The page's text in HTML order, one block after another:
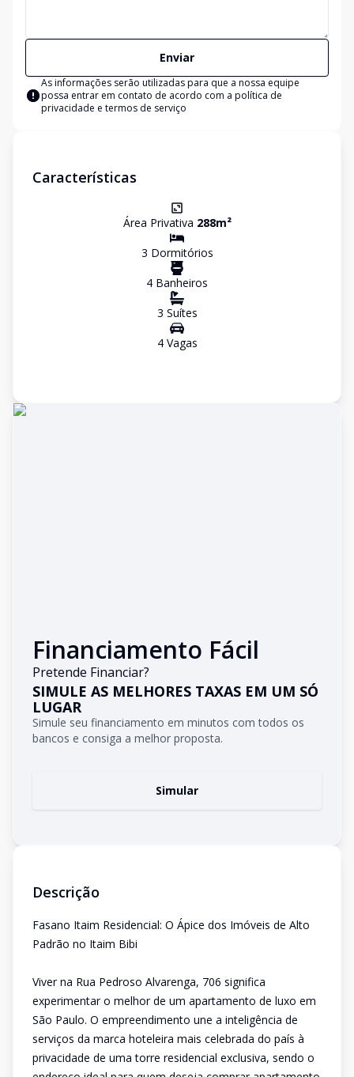
Enviar
As informações serão utilizadas para que a nossa equipe
possa entrar em contato de acordo com a política de
privacidade e termos de serviço
Características
Área Privativa 288m²
3 Dormitórios
4 Banheiros
3 Suítes
4Vagas
Financiamento Fácil
Pretende Financiar?
SIMULE AS MELHORES TAXAS EM UM SÓ
LUGAR
Simule seu financiamento em minutos com todos os
bancos e consiga a melhor proposta.
Simular
Descrição
Fasano Itaim Residencial: O Ápice dos Imóveis de Alto
Padrão no Itaim Bibi
Viver na Rua Pedroso Alvarenga, 706 significa
experimentar o melhor de um apartamento de luxo em
São Paulo. O empreendimento une a inteligência de
serviços da marca hoteleira mais celebrada do país à
privacidade de uma torre residencial exclusiva, sendo o